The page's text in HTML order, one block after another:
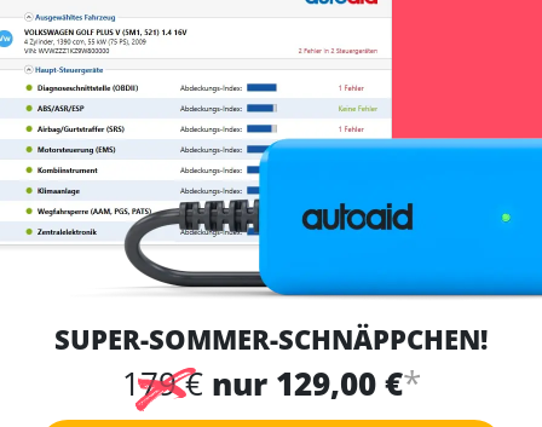
SUPER-SOMMER-SCHNÄPPCHEN!
179 € nur 129,00 €*